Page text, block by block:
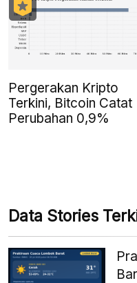
Pergerakan Kripto
Terkini, Bitcoin Catat
Perubahan 0,9%
Data Stories